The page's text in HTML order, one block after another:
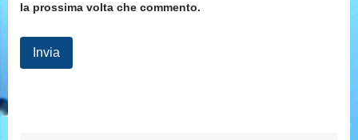
la prossima volta che commento.